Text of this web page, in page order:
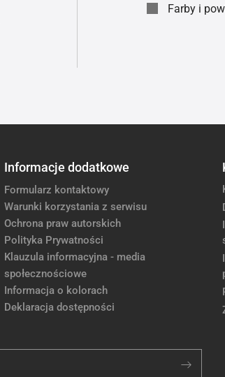
Farby i
Informacje dodatkowe
Formularz kontaktowy
Warunki korzystania z serwisu
Ochrona praw autorskich
Polityka Prywatności
Klauzula informacyjna - media
społecznościowe
Informacja o kolorach
Deklaracja dostępności